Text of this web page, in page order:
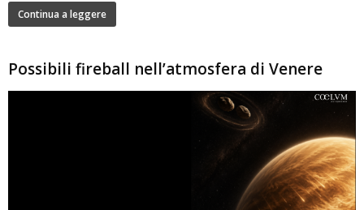
Continua a leggere
Possibili fireball nell’atmosfera di Venere